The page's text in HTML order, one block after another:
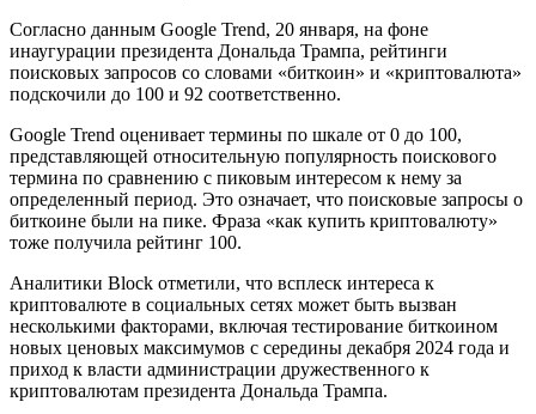
Согласно данным Google Trend, 20 января, на фоне
инаугурации президента Дональда Трампа, рейтинги
поисковых запросов со словами «биткоин» и «криптовалюта»
подскочили до 100 и 92 соответственно.
Google Trend оценивает термины по шкале от 0 до 100,
представляющей относительную популярность поискового
термина по сравнению с пиковым интересом к нему за
определенный период. Это означает, что поисковые запросы о
биткоине были на пике. Фраза «как купить криптовалюту»
тоже получила рейтинг 100.
Аналитики Block отметили, что всплеск интереса к
криптовалюте в социальных сетях может быть вызван
несколькими факторами, включая тестирование биткоином
новых ценовых максимумов с середины декабря 2024 года и
приход к власти администрации дружественного к
криптовалютам президента Дональда Трампа.